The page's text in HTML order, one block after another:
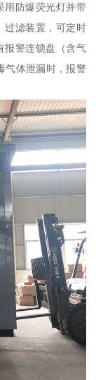
用防爆荧光灯并带
过滤装置，可定时
报警连锁盘（含气
气体泄漏时，报警